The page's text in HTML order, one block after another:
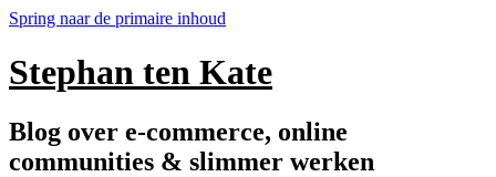
Spring naar de primaire inhoud
Stephan ten Kate
Blog over e-commerce, online
communities & slimmer werken